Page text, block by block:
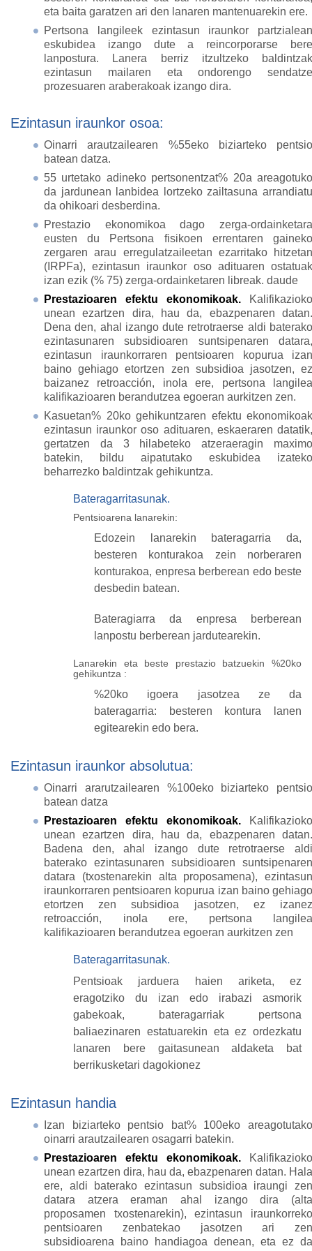
eta baita garatzen ari den lanaren mantenuarekin ere.
Pertsona langileek ezintasun iraunkor partzialean
eskubidea izango dute a reincorporarse bere
lanpostura. Lanera berriz itzultzeko baldintzak
ezintasun mailaren eta ondorengo sendatze
prozesuaren araberakoak izango dira.
Ezintasun iraunkor osoa:
Oinarri arautzailearen %55eko biziarteko pentsio
batean datza.
55 urtetako adineko pertsonentzat% 20a areagotuko
da jardunean lanbidea lortzeko zailtasuna arrandiatu
da ohikoari desberdina.
Prestazio ekonomikoa dago zerga-ordainketara
eusten du Pertsona fisikoen errentaren gaineko
zergaren arau erregulatzaileetan ezarritako hitzetan
(IRPFa), ezintasun iraunkor oso adituaren ostatuak
izan ezik (% 75) zerga-ordainketaren libreak. daude
Prestazioaren efektu ekonomikoak. Kalifikazioko
unean ezartzen dira, hau da, ebazpenaren datan.
Dena den, ahal izango dute retrotraerse aldi baterako
ezintasunaren subsidioaren suntsipenaren datara,
ezintasun iraunkorraren pentsioaren kopurua izan
baino gehiago etortzen zen subsidioa jasotzen, ez
baizanez retroacción, inola ere, pertsona langilea
kalifikazioaren berandutzea egoeran aurkitzen zen.
Kasuetan% 20ko gehikuntzaren efektu ekonomikoak
ezintasun iraunkor oso adituaren, eskaeraren datatik,
gertatzen da 3 hilabeteko atzeraeragin maximo
batekin, bildu aipatutako eskubidea izateko
beharrezko baldintzak gehikuntza.
Bateragarritasunak.
Pentsioarena lanarekin:
Edozein lanarekin bateragarria da,
besteren konturakoa zein norberaren
konturakoa, enpresa berberean edo beste
desbedin batean.
Bateragiarra da enpresa berberean
lanpostu berberean jardutearekin.
Lanarekin eta beste prestazio batzuekin %20ko
gehikuntza :
%20ko igoera jasotzea ze da
bateragarria: besteren kontura lanen
egitearekin edo bera.
Ezintasun iraunkor absolutua:
Oinarri ararutzailearen %100eko biziarteko pentsio
batean datza
Prestazioaren efektu ekonomikoak.
Kalifikazioko
unean ezartzen dira, hau da, ebazpenaren datan.
Badena den, ahal izango dute retrotraerse aldi
baterako ezintasunaren subsidioaren suntsipenaren
datara (txostenarekin alta proposamena), ezintasun
iraunkorraren pentsioaren kopurua izan baino gehiago
etortzen zen subsidioa jasotzen, ez izanez
retroacción, inola ere, pertsona langilea
kalifikazioaren berandutzea egoeran aurkitzen zen
Bateragarritasunak.
Pentsioak jarduera haien ariketa, ez
eragotziko du izan edo irabazi asmorik
gabekoak, bateragarriak pertsona
baliaezinaren estatuarekin eta ez ordezkatu
lanaren bere gaitasunean aldaketa bat
berrikusketari dagokionez
Ezintasun handia
Izan biziarteko pentsio bat% 100eko areagotutako
oinarri arautzailearen osagarri batekin.
Prestazioaren efektu ekonomikoak.
Kalifikazioko
unean ezartzen dira, hau da, ebazpenaren datan. Hala
ere, aldi baterako ezintasun subsidioa iraungi zen
datara atzera eraman ahal izango dira (alta
proposamen txostenarekin), ezintasun iraunkorreko
pentsioaren zenbatekao jasotzen ari zen
subsidioarena baino handiagoa denean, eta ez da